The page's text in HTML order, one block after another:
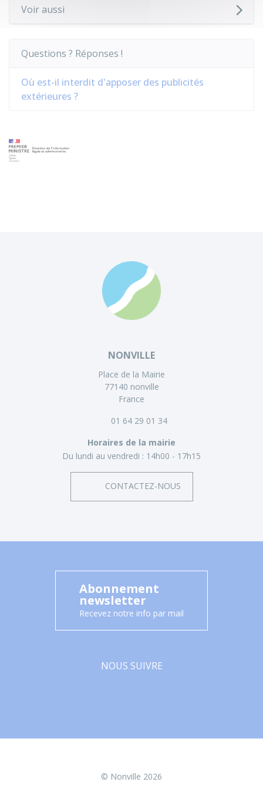
Voir aussi
Questions ? Réponses !
Où est-il interdit d'apposer des publicités
extérieures ?
NONVILLE
Place de la Mairie
77140 nonville
France
01 64 29 01 34
Horaires de la mairie
Du lundi au vendredi : 14h00 - 17h15
CONTACTEZ-NOUS
Abonnement
newsletter
Recevez notre info par mail
NOUS SUIVRE
© Nonville 2026